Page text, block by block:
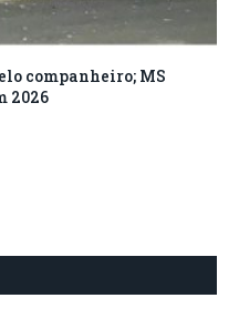
companheiro; MS
2026